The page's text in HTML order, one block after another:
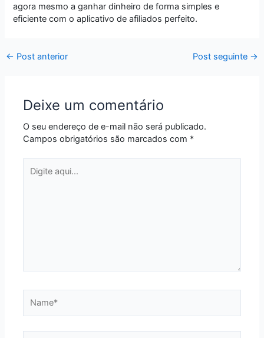
agora mesmo a ganhar dinheiro de forma simples e
eficiente com o aplicativo de afiliados perfeito.
← Post anterior Post seguinte →
Deixe um comentário
O seu endereço de e-mail não será publicado.
Campos obrigatórios são marcados com *
aqui...